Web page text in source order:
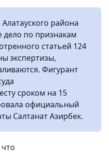
района
дело по признакам
статьей 124
экспертизы,
Фигурант
сроком на 15
официальный
Салтанат Азирбек.